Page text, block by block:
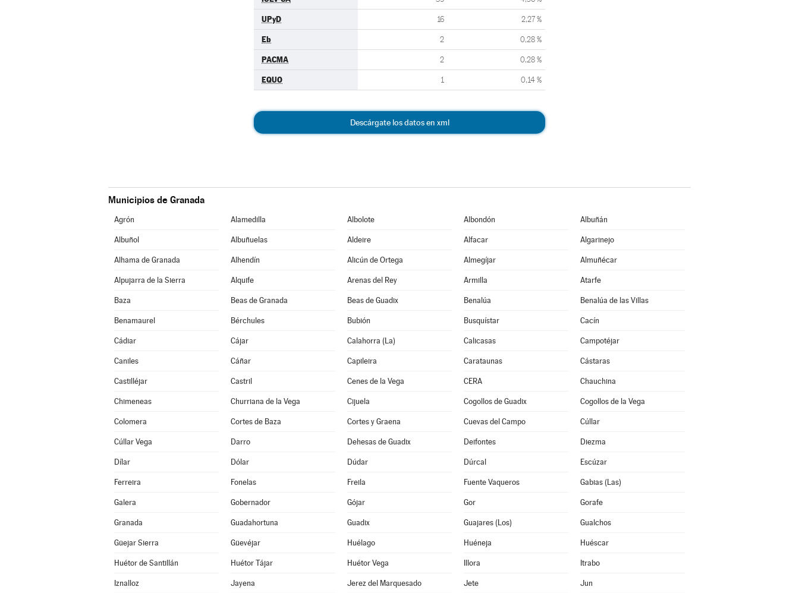
UPyD 16 2,27 %
Eb 2 0,28 %
PACMA 2 0,28 %
EQUO 1 0,14 %
Descárgate los datos en xml
Municipios de Granada
Agrón Alamedilla Albolote Albondón Albuñán
Albuñol Albuñuelas Aldeire Alfacar Algarinejo
Alhama de Granada Alhendín Alicún de Ortega Almegíjar Almuñécar
Alpujarra de la Sierra Alquife Arenas del Rey Armilla Atarfe
Baza Beas de Granada Beas de Guadix Benalúa Benalúa de las Villas
Benamaurel Bérchules Bubión Busquístar Cacín
Cádiar Cájar Calahorra (La) Calicasas Campotéjar
Caniles Cáñar Capileira Carataunas Cástaras
Castilléjar Castril Cenes de la Vega CERA Chauchina
Chimeneas Churriana de la Vega Cijuela Cogollos de Guadix Cogollos de la Vega
Colomera Cortes de Baza Cortes y Graena Cuevas del Campo Cúllar
Cúllar Vega Darro Dehesas de Guadix Deifontes Diezma
Dílar Dólar Dúdar Dúrcal Escúzar
Ferreira Fonelas Freila Fuente Vaqueros Gabias (Las)
Galera Gobernador Gójar Gor Gorafe
Granada Guadahortuna Guadix Guajares (Los) Gualchos
Güejar Sierra Güevéjar Huélago Huéneja Huéscar
Huétor de Santillán Huétor Tájar Huétor Vega Illora Itrabo
Iznalloz Jayena Jerez del Marquesado Jete Jun